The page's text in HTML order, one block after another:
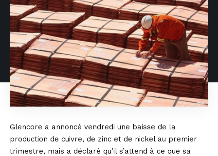
Glencore a annoncé vendredi une baisse de la
production de cuivre, de zinc et de nickel au premier
trimestre, mais a déclaré qu’il s’attend à ce que sa